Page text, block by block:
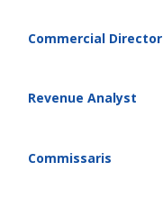
Commercial Director
Revenue Analyst
Commissaris